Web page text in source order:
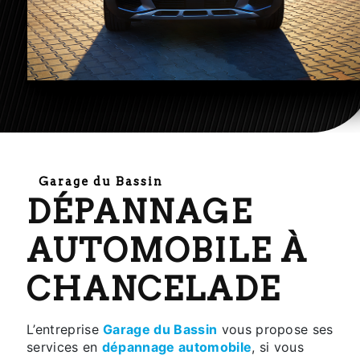
Garage du Bassin
DÉPANNAGE
AUTOMOBILE À
CHANCELADE
L’entrepriseGarage du Bassin vous propose ses
services en dépannage automobile, si vous